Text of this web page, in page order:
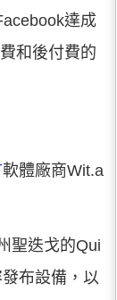
達成
和後付費的
軟體廠商Wit.a
聖迭戈的Qui
布設備，以